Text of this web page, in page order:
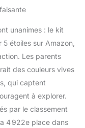
unanimes : le kit
étoiles sur Amazon,
Les parents
des couleurs vives
qui captent
à explorer.
par le classement
4 922e place dans